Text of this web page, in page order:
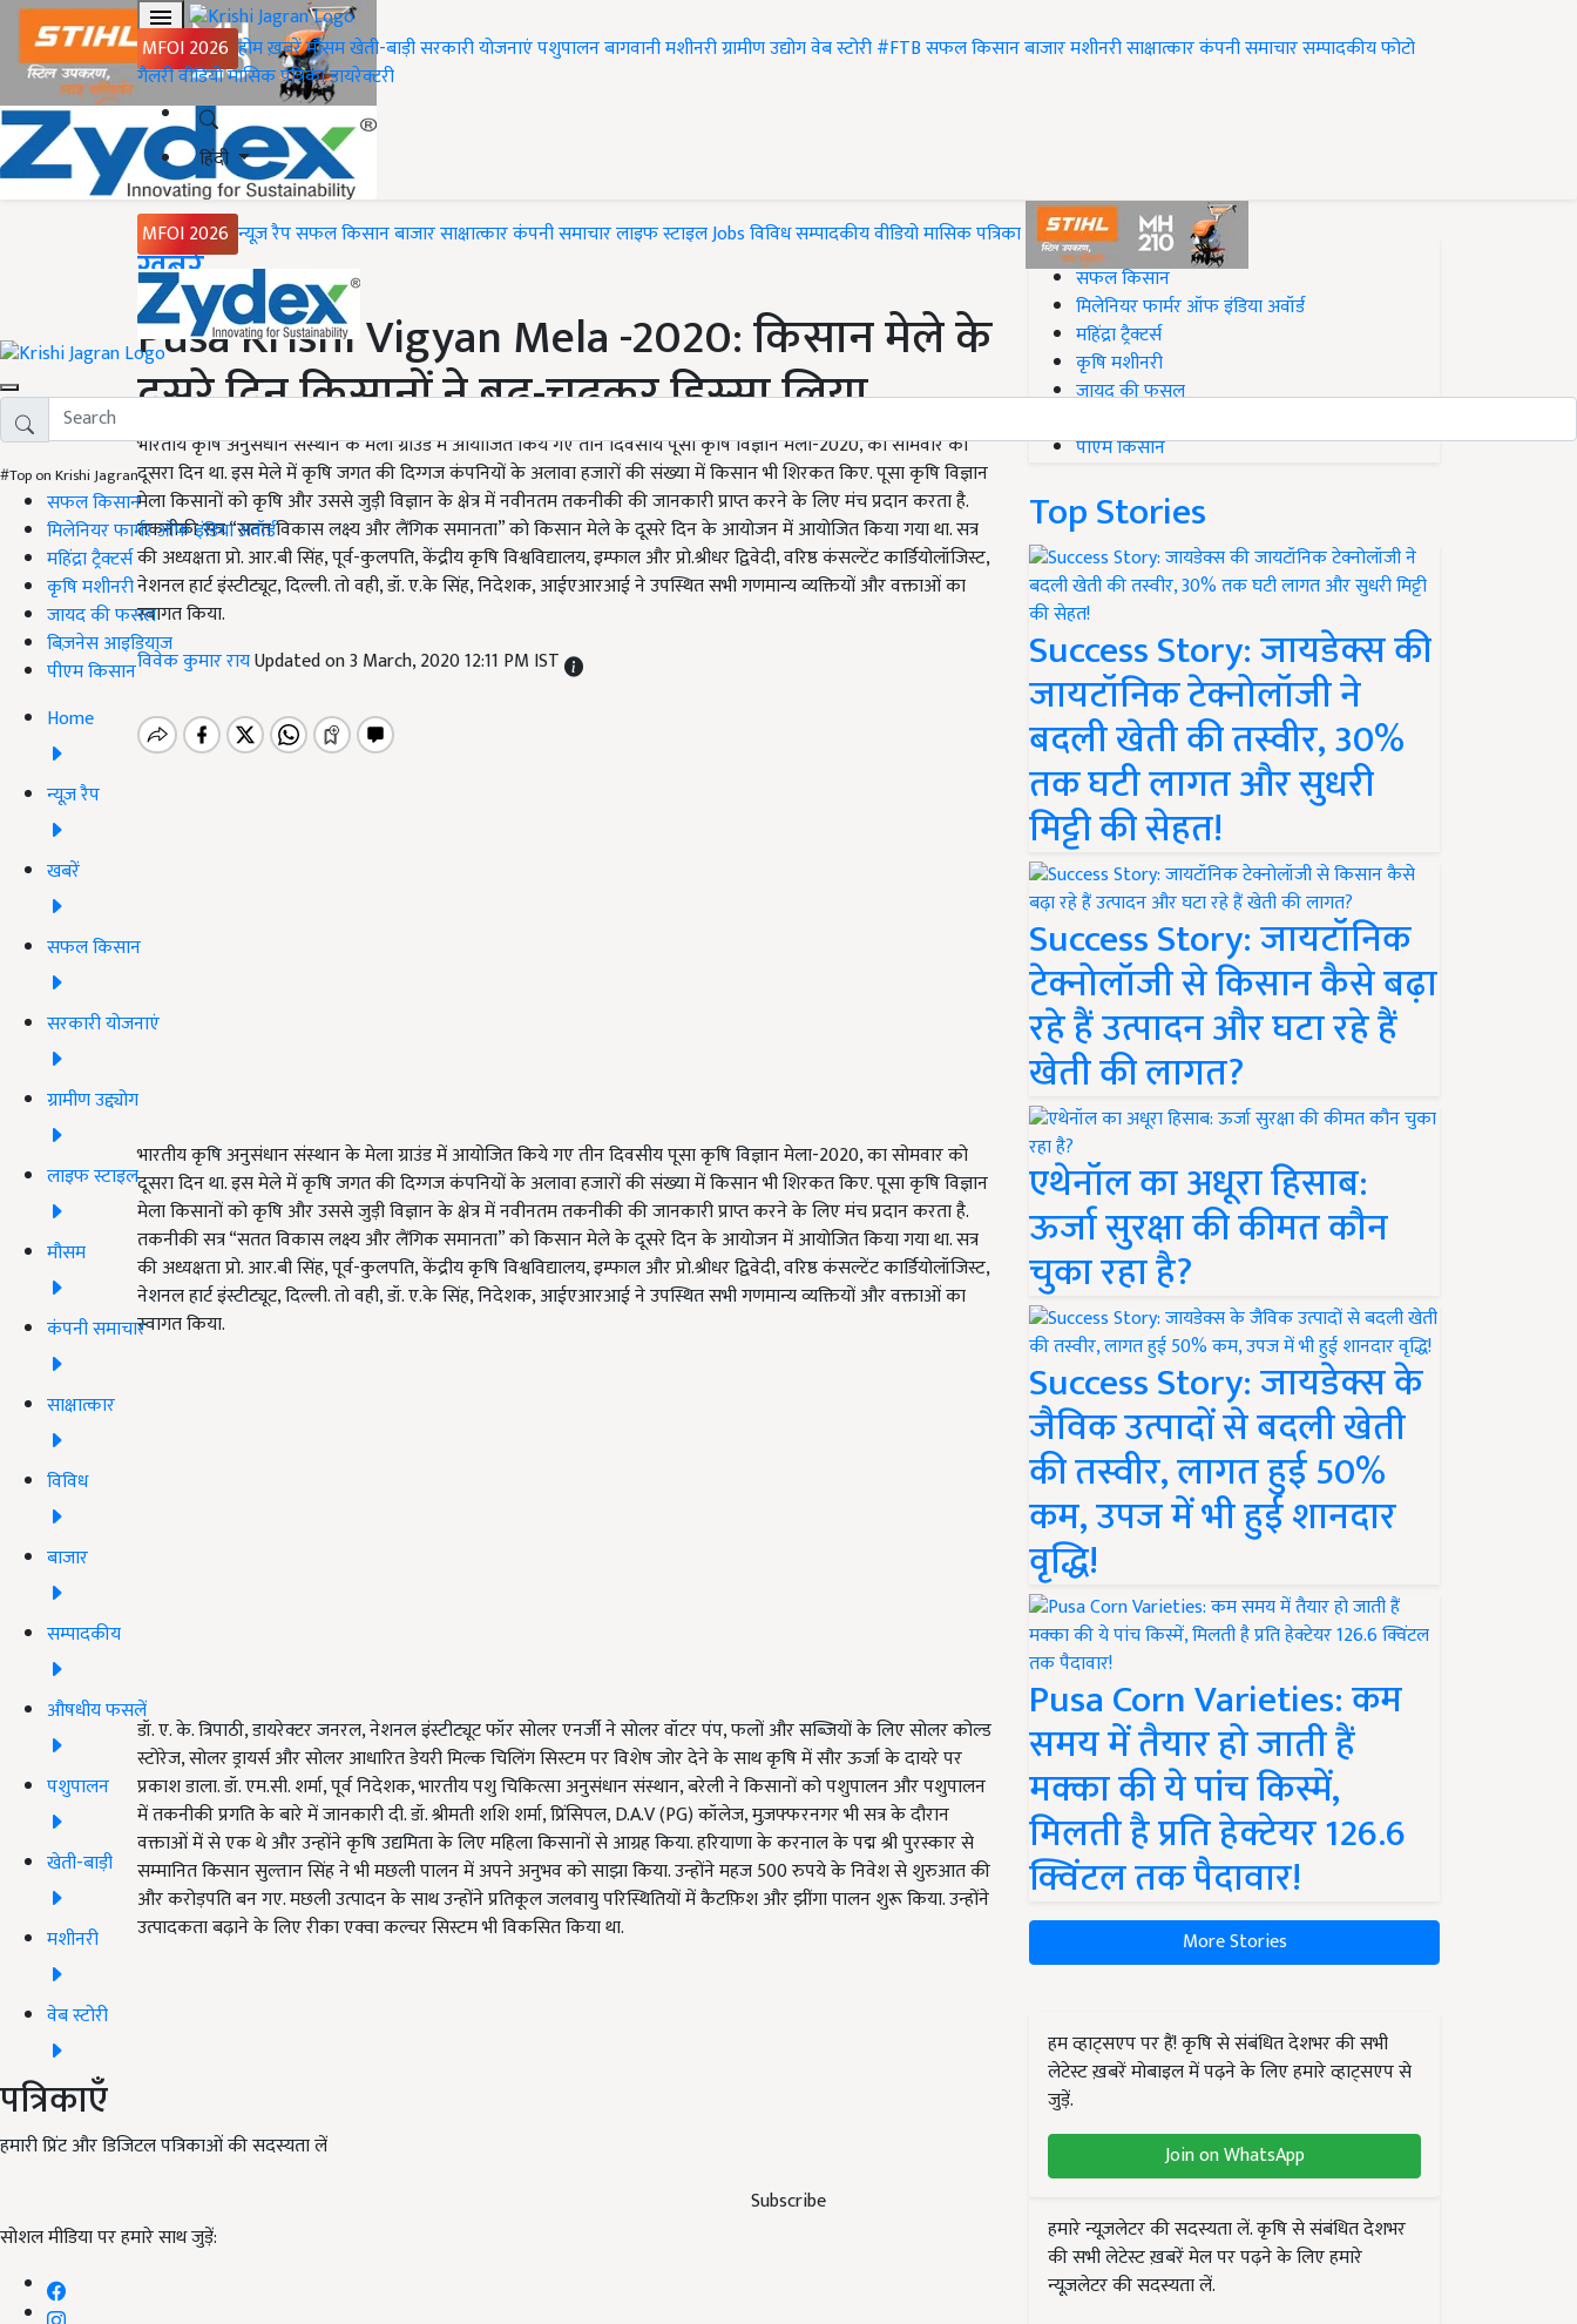
MFOI 2026 होमख़बरेंमौसमखेती-बाड़ीसरकारी योजनाएंपशुपालनबागवानीमशीनरीग्रामीण उद्योगवेब स्टोरी#FTBसफल किसानबाजारमशीनरीसाक्षात्कारकंपनी समाचारसम्पादकीयफोटो
गैलरीवीडियोमासिक पत्रिकाडायरेक्टरी
हिंदी
MFOI 2026 न्यूज़ रैपसफल किसानबाजारसाक्षात्कारकंपनी समाचारलाइफ स्टाइलJobsविविधसम्पादकीयवीडियोमासिक पत्रिका
#Top on Krishi Jagran
सफल किसान
मिलेनियर फार्मर ऑफ इंडिया अवॉर्ड
महिंद्रा ट्रैक्टर्स
कृषि मशीनरी
जायद की फसल
बिज़नेस आइडियाज
पीएम किसान
Home
न्यूज़ रैप
खबरें
सफल किसान
सरकारी योजनाएं
ग्रामीण उद्द्योग
लाइफ स्टाइल
मौसम
कंपनी समाचार
साक्षात्कार
विविध
बाजार
सम्पादकीय
औषधीय फसलें
पशुपालन
खेती-बाड़ी
मशीनरी
वेब स्टोरी
पत्रिकाएँ
हमारी प्रिंट और डिजिटल पत्रिकाओं की सदस्यता लें
Subscribe
सोशल मीडिया पर हमारे साथ जुड़ें:
Home
ख़बरें
Pusa Krishi Vigyan Mela -2020: किसान मेले के
दूसरे दिन किसानों ने बढ़-चढ़कर हिस्सा लिया
भारतीय कृषि अनुसंधान संस्थान के मेला ग्राउंड में आयोजित किये गए तीन दिवसीय पूसा कृषि विज्ञान मेला-2020, का सोमवार को
दूसरा दिन था. इस मेले में कृषि जगत की दिग्गज कंपनियों के अलावा हजारों की संख्या में किसान भी शिरकत किए. पूसा कृषि विज्ञान
मेला किसानों को कृषि और उससे जुड़ी विज्ञान के क्षेत्र में नवीनतम तकनीकी की जानकारी प्राप्त करने के लिए मंच प्रदान करता है.
तकनीकी सत्र “सतत विकास लक्ष्य और लैंगिक समानता” को किसान मेले के दूसरे दिन के आयोजन में आयोजित किया गया था. सत्र
की अध्यक्षता प्रो. आर.बी सिंह, पूर्व-कुलपति, केंद्रीय कृषि विश्वविद्यालय, इम्फाल और प्रो.श्रीधर द्विवेदी, वरिष्ठ कंसल्टेंट कार्डियोलॉजिस्ट,
नेशनल हार्ट इंस्टीट्यूट, दिल्ली. तो वही, डॉ. ए.के सिंह, निदेशक, आईएआरआई ने उपस्थित सभी गणमान्य व्यक्तियों और वक्ताओं का
स्वागत किया.
विवेक कुमार रायUpdated on 3 March, 2020 12:11 PM IST
भारतीय कृषि अनुसंधान संस्थान के मेला ग्राउंड में आयोजित किये गए तीन दिवसीय पूसा कृषि विज्ञान मेला-2020, का सोमवार को
दूसरा दिन था. इस मेले में कृषि जगत की दिग्गज कंपनियों के अलावा हजारों की संख्या में किसान भी शिरकत किए. पूसा कृषि विज्ञान
मेला किसानों को कृषि और उससे जुड़ी विज्ञान के क्षेत्र में नवीनतम तकनीकी की जानकारी प्राप्त करने के लिए मंच प्रदान करता है.
तकनीकी सत्र “सतत विकास लक्ष्य और लैंगिक समानता” को किसान मेले के दूसरे दिन के आयोजन में आयोजित किया गया था. सत्र
की अध्यक्षता प्रो. आर.बी सिंह, पूर्व-कुलपति, केंद्रीय कृषि विश्वविद्यालय, इम्फाल और प्रो.श्रीधर द्विवेदी, वरिष्ठ कंसल्टेंट कार्डियोलॉजिस्ट,
नेशनल हार्ट इंस्टीट्यूट, दिल्ली. तो वही, डॉ. ए.के सिंह, निदेशक, आईएआरआई ने उपस्थित सभी गणमान्य व्यक्तियों और वक्ताओं का
स्वागत किया.
डॉ. ए. के. त्रिपाठी, डायरेक्टर जनरल, नेशनल इंस्टीट्यूट फॉर सोलर एनर्जी ने सोलर वॉटर पंप, फलों और सब्जियों के लिए सोलर कोल्ड
स्टोरेज, सोलर ड्रायर्स और सोलर आधारित डेयरी मिल्क चिलिंग सिस्टम पर विशेष जोर देने के साथ कृषि में सौर ऊर्जा के दायरे पर
प्रकाश डाला. डॉ. एम.सी. शर्मा, पूर्व निदेशक, भारतीय पशु चिकित्सा अनुसंधान संस्थान, बरेली ने किसानों को पशुपालन और पशुपालन
में तकनीकी प्रगति के बारे में जानकारी दी. डॉ. श्रीमती शशि शर्मा, प्रिंसिपल, D.A.V (PG) कॉलेज, मुज़फ्फरनगर भी सत्र के दौरान
वक्ताओं में से एक थे और उन्होंने कृषि उद्यमिता के लिए महिला किसानों से आग्रह किया. हरियाणा के करनाल के पद्म श्री पुरस्कार से
सम्मानित किसान सुल्तान सिंह ने भी मछली पालन में अपने अनुभव को साझा किया. उन्होंने महज 500 रुपये के निवेश से शुरुआत की
और करोड़पति बन गए. मछली उत्पादन के साथ उन्होंने प्रतिकूल जलवायु परिस्थितियों में कैटफ़िश और झींगा पालन शुरू किया. उन्होंने
उत्पादकता बढ़ाने के लिए रीका एक्वा कल्चर सिस्टम भी विकसित किया था.
#Top on Krishi Jagran
सफल किसान
मिलेनियर फार्मर ऑफ इंडिया अवॉर्ड
महिंद्रा ट्रैक्टर्स
कृषि मशीनरी
जायद की फसल
पीएम किसान
Top Stories
Success Story: जायडेक्स की
जायटॉनिक टेक्नोलॉजी ने
बदली खेती की तस्वीर, 30%
तक घटी लागत और सुधरी
मिट्टी की सेहत!
Success Story: जायटॉनिक
टेक्नोलॉजी से किसान कैसे बढ़ा
रहे हैं उत्पादन और घटा रहे हैं
खेती की लागत?
एथेनॉल का अधूरा हिसाब:
ऊर्जा सुरक्षा की कीमत कौन
चुका रहा है?
Success Story: जायडेक्स के
जैविक उत्पादों से बदली खेती
की तस्वीर, लागत हुई 50%
कम, उपज में भी हुई शानदार
वृद्धि!
Pusa Corn Varieties: कम
समय में तैयार हो जाती हैं
मक्का की ये पांच किस्में,
मिलती है प्रति हेक्टेयर 126.6
क्विंटल तक पैदावार!
More Stories
हम व्हाट्सएप पर हैं! कृषि से संबंधित देशभर की सभी
लेटेस्ट ख़बरें मोबाइल में पढ़ने के लिए हमारे व्हाट्सएप से
जुड़ें.
Join on WhatsApp
हमारे न्यूज़लेटर की सदस्यता लें. कृषि से संबंधित देशभर
की सभी लेटेस्ट ख़बरें मेल पर पढ़ने के लिए हमारे
न्यूज़लेटर की सदस्यता लें.